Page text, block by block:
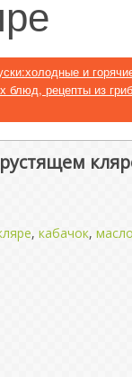
и
блюд, рецепты из
, кабачок,